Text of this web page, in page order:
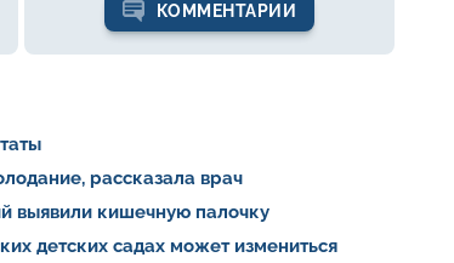
КОММЕНТАРИИ
рассказала врач
выявили кишечную палочку
детских садах может измениться